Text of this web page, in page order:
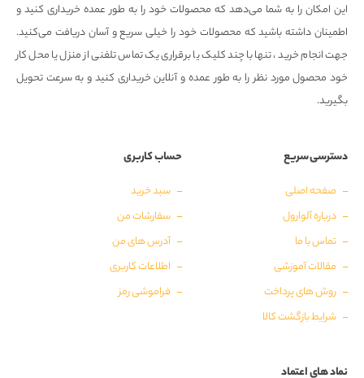
این امکان را به شما می‌دهد که محصولات خود را به طور عمده خریداری کنید و
اطمینان داشته باشید که محصولات خود را خیلی سریع و آسان دریافت می‌کنید.
جهت انجام خرید ، تنها با چند کلیک یا برقراری یک تماس تلفنی از منزل یا محل کار
خود محصول مورد نظر را به طور عمده و آنلاین خریداری کنید و به سرعت تحویل
بگیرید.
دسترسی سریع
صفحه اصلی
درباره آلوارول
تماس با ما
مقالات آموزشی
روش های پرداخت
شرایط بازگشت کالا
حساب کاربری
سبد خرید
سفارشات من
آدرس های من
اطلاعات کاربری
فراموشی رمز
نماد های اعتماد